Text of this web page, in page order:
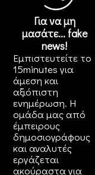
Για να μη
μασάτε... fake
news!
Εμπιστευτείτε το
15minutes για
άμεση και
αξιόπιστη
ενημέρωση. Η
ομάδα μας από
έμπειρους
δημοσιογράφους
και αναλυτές
εργάζεται
ακούραστα για